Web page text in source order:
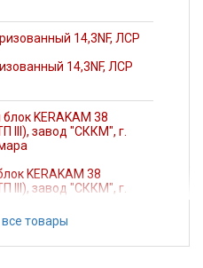
14,3NF, ЛСР
KERAKAM 38
III), завод "СККМ", г.
товары